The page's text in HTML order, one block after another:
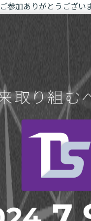
ご参加ありがとうござい